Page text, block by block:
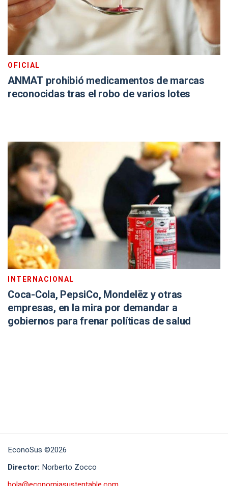
OFICIAL
ANMAT prohibió medicamentos de marcas
reconocidas tras el robo de varios lotes
INTERNACIONAL
Coca-Cola, PepsiCo, Mondelēz y otras
empresas, en la mira por demandar a
gobiernos para frenar políticas de salud
EconoSus ©2026
Director: Norberto Zocco